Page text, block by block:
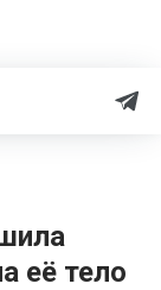
её тело